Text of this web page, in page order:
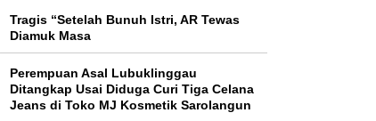
Tragis “Setelah Bunuh Istri, AR Tewas
Diamuk Masa
Perempuan Asal Lubuklinggau
Ditangkap Usai Diduga Curi Tiga Celana
Jeans di Toko MJ Kosmetik Sarolangun